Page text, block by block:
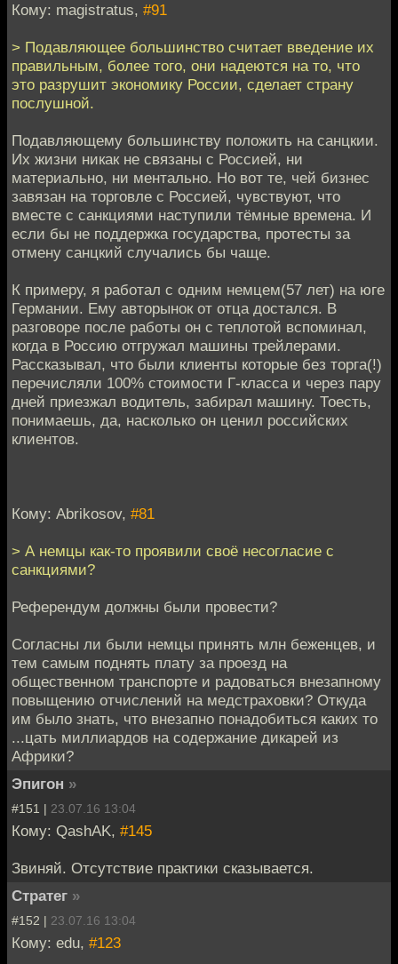
Кому: magistratus, #91
> Подавляющее большинство считает введение их
правильным, более того, они надеются на то, что
это разрушит экономику России, сделает страну
послушной.
Подавляющему большинству положить на санцкии.
Их жизни никак не связаны с Россией, ни
материально, ни ментально. Но вот те, чей бизнес
завязан на торговле с Россией, чувствуют, что
вместе с санкциями наступили тёмные времена. И
если бы не поддержка государства, протесты за
отмену санцкий случались бы чаще.
К примеру, я работал с одним немцем(57 лет) на юге
Германии. Ему авторынок от отца достался. В
разговоре после работы он с теплотой вспоминал,
когда в Россию отгружал машины трейлерами.
Рассказывал, что были клиенты которые без торга(!)
перечисляли 100% стоимости Г-класса и через пару
дней приезжал водитель, забирал машину. Тоесть,
понимаешь, да, насколько он ценил российских
клиентов.
Кому: Abrikosov, #81
> А немцы как-то проявили своё несогласие с
санкциями?
Референдум должны были провести?
Согласны ли были немцы принять млн беженцев, и
тем самым поднять плату за проезд на
общественном транспорте и радоваться внезапному
повыщению отчислений на медстраховки? Откуда
им было знать, что внезапно понадобиться каких то
...цать миллиардов на содержание дикарей из
Африки?
Эпигон »
#151 | 23.07.16 13:04
Кому: QashAK, #145
Звиняй. Отсутствие практики сказывается.
Стратег »
#152 | 23.07.16 13:04
Кому: edu, #123